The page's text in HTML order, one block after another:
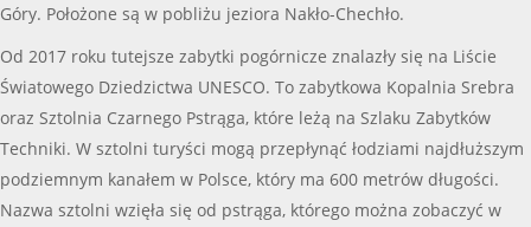
Góry. Położone są w pobliżu jeziora Nakło-Chechło.
Od 2017 roku tutejsze zabytki pogórnicze znalazły się na Liście
Światowego Dziedzictwa UNESCO. To zabytkowa Kopalnia Srebra
oraz Sztolnia Czarnego Pstrąga, które leżą na Szlaku Zabytków
Techniki. W sztolni turyści mogą przepłynąć łodziami najdłuższym
podziemnym kanałem w Polsce, który ma 600 metrów długości.
Nazwa sztolni wzięła się od pstrąga, którego można zobaczyć w